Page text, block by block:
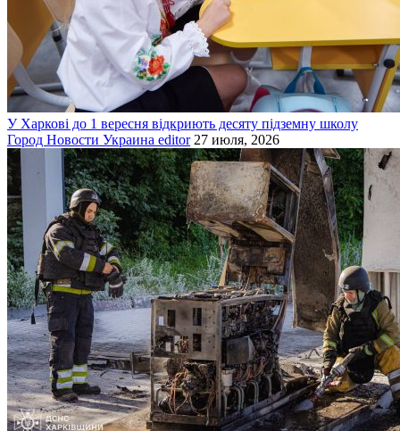
У Харкові до 1 вересня відкриють десяту підземну школу
Город Новости Украина editor 27 июля, 2026